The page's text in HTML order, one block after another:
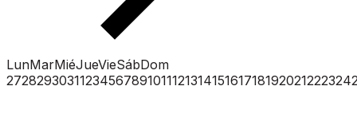
LunMarMiéJueVieSábDom
2728293031123456789101112131415161718192021222324